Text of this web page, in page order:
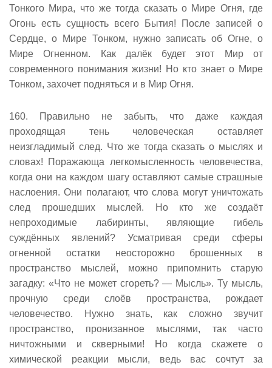
Тонкого Мира, что же тогда сказать о Мире Огня, где
Огонь есть сущность всего Бытия! После записей о
Сердце, о Мире Тонком, нужно записать об Огне, о
Мире Огненном. Как далёк будет этот Мир от
современного понимания жизни! Но кто знает о Мире
Тонком, захочет подняться и в Мир Огня.
160. Правильно не забыть, что даже каждая
проходящая тень человеческая оставляет
неизгладимый след. Что же тогда сказать о мыслях и
словах! Поражающа легкомысленность человечества,
когда они на каждом шагу оставляют самые страшные
наслоения. Они полагают, что слова могут уничтожать
след прошедших мыслей. Но кто же создаёт
непроходимые лабиринты, являющие гибель
суждённых явлений? Усматривая среди сферы
огненной остатки неосторожно брошенных в
пространство мыслей, можно припомнить старую
загадку: «Что не может сгореть? — Мысль». Ту мысль,
прочную среди слоёв пространства, рождает
человечество. Нужно знать, как сложно звучит
пространство, пронизанное мыслями, так часто
ничтожными и скверными! Но когда скажете о
химической реакции мысли, ведь вас сочтут за